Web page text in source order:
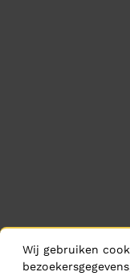
Wij gebruiken